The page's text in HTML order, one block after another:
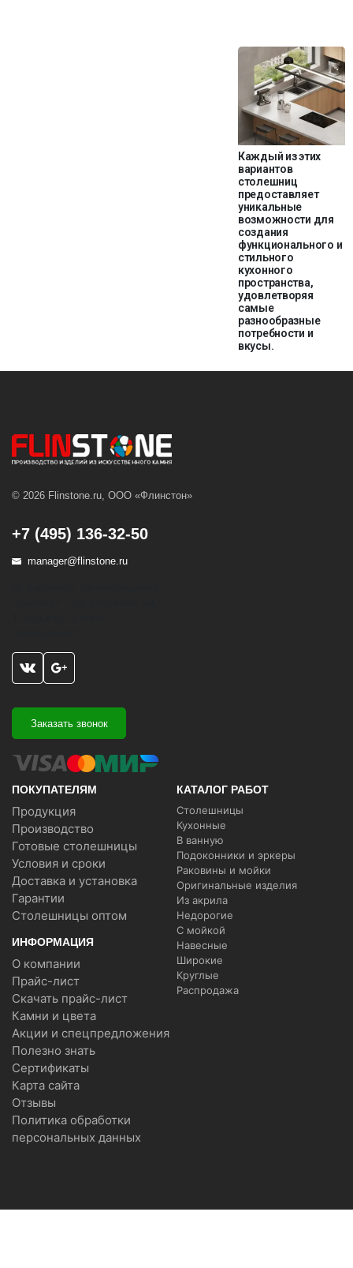
Каждый из этих
вариантов
столешниц
предоставляет
уникальные
возможности для
создания
функционального и
стильного
кухонного
пространства,
удовлетворяя
самые
разнообразные
потребности и
вкусы.
© 2026 Flinstone.ru, ООО «Флинстон»
+7 (495) 136-32-50
manager@flinstone.ru
Заказать звонок
ПОКУПАТЕЛЯМ
Продукция
Производство
Готовые столешницы
Условия и сроки
Доставка и установка
Гарантии
Столешницы оптом
ИНФОРМАЦИЯ
О компании
Прайс-лист
Скачать прайс-лист
Камни и цвета
Акции и спецпредложения
Полезно знать
Сертификаты
Карта сайта
Отзывы
Политика обработки
персональных данных
КАТАЛОГ РАБОТ
Столешницы
Кухонные
В ванную
Подоконники и эркеры
Раковины и мойки
Оригинальные изделия
Из акрила
Недорогие
С мойкой
Навесные
Широкие
Круглые
Распродажа